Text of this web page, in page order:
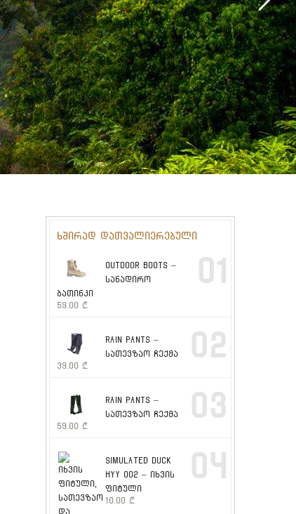
ხშირად დათვალიერებული
OUTDOOR BOOTS –
სანადირო
ბათინკი
59.00 ₾
01
RAIN PANTS –
სათევზაო ჩექმა
39.00 ₾
02
RAIN PANTS –
სათევზაო ჩექმა
59.00 ₾
03
SIMULATED DUCK
HYY 002 – იხვის
ფიტული
10.00 ₾
04